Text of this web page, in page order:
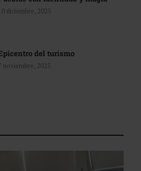
diciembre, 2025
del turismo
noviembre, 2025